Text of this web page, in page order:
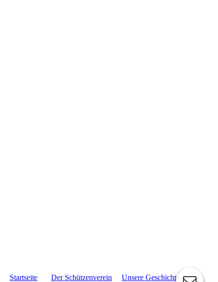
Startseite Der Schützenverein Unsere Geschichte Die